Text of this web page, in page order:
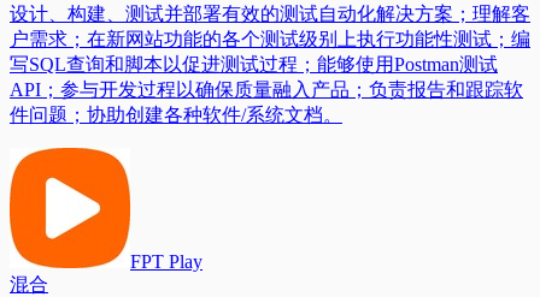
设计、构建、测试并部署有效的测试自动化解决方案；理解客
户需求；在新网站功能的各个测试级别上执行功能性测试；编
写SQL查询和脚本以促进测试过程；能够使用Postman测试
API；参与开发过程以确保质量融入产品；负责报告和跟踪软
件问题；协助创建各种软件/系统文档。
FPT Play
混合